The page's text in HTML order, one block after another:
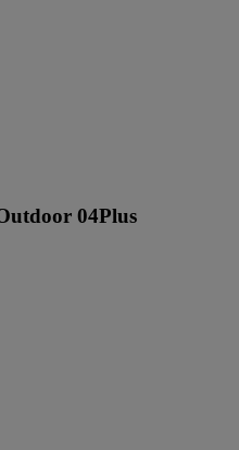
04Plus